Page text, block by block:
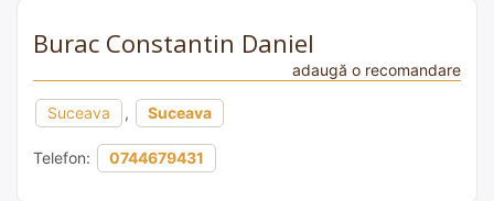
Burac Constantin Daniel
adaugă o recomandare
Suceava , Suceava
Telefon: 0744679431